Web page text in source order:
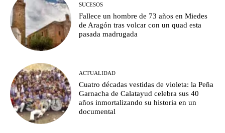
SUCESOS
Fallece un hombre de 73 años en Miedes
de Aragón tras volcar con un quad esta
pasada madrugada
ACTUALIDAD
Cuatro décadas vestidas de violeta: la Peña
Garnacha de Calatayud celebra sus 40
años inmortalizando su historia en un
documental